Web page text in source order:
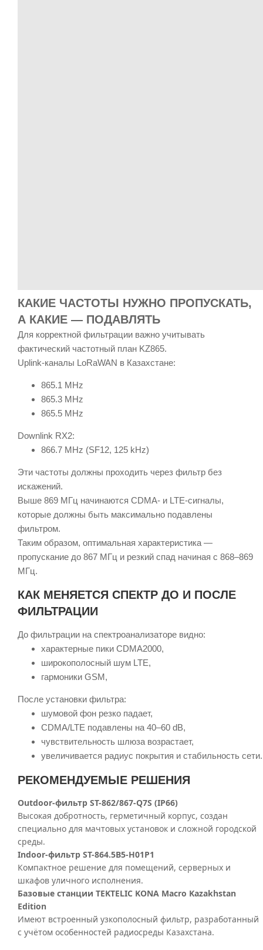
КАКИЕ ЧАСТОТЫ НУЖНО ПРОПУСКАТЬ,
А КАКИЕ — ПОДАВЛЯТЬ
Для корректной фильтрации важно учитывать
фактический частотный план KZ865.
Uplink-каналы LoRaWAN в Казахстане:
865.1 MHz
865.3 MHz
865.5 MHz
Downlink RX2:
866.7 MHz (SF12, 125 kHz)
Эти частоты должны проходить через фильтр без
искажений.
Выше 869 МГц начинаются CDMA- и LTE-сигналы,
которые должны быть максимально подавлены
фильтром.
Таким образом, оптимальная характеристика —
пропускание до 867 МГц и резкий спад начиная с 868–869
МГц.
КАК МЕНЯЕТСЯ СПЕКТР ДО И ПОСЛЕ
ФИЛЬТРАЦИИ
До фильтрации на спектроанализаторе видно:
характерные пики CDMA2000,
широкополосный шум LTE,
гармоники GSM,
После установки фильтра:
шумовой фон резко падает,
CDMA/LTE подавлены на 40–60 dB,
чувствительность шлюза возрастает,
увеличивается радиус покрытия и стабильность сети.
РЕКОМЕНДУЕМЫЕ РЕШЕНИЯ
Outdoor-фильтр ST-862/867-Q7S (IP66)
Высокая добротность, герметичный корпус, создан
специально для мачтовых установок и сложной городской
среды.
Indoor-фильтр ST-864.5B5-H01P1
Компактное решение для помещений, серверных и
шкафов уличного исполнения.
Базовые станции TEKTELIC KONA Macro Kazakhstan
Edition
Имеют встроенный узкополосный фильтр, разработанный
с учётом особенностей радиосреды Казахстана.